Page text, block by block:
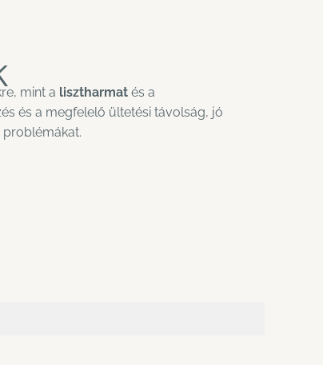
mint a lisztharmat és a
és a megfelelő ültetési távolság, jó
problémákat.